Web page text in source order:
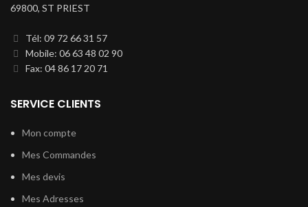
69800, ST PRIEST
Tél: 09 72 66 31 57
Mobile: 06 63 48 02 90
Fax: 04 86 17 20 71
SERVICE CLIENTS
Mon compte
Mes Commandes
Mes devis
Mes Adresses